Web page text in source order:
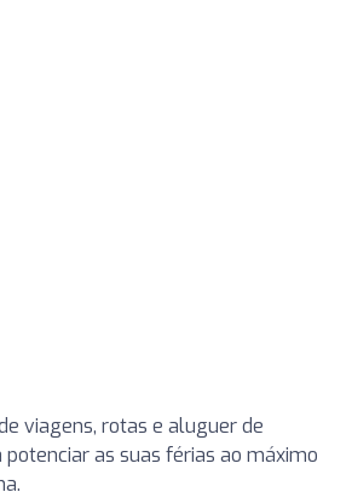
viagens, rotas e aluguer de
as suas férias ao máximo